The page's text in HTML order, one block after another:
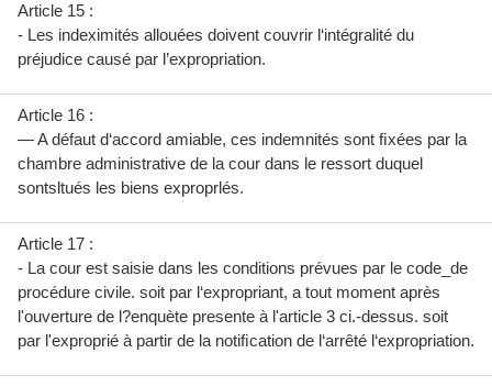
Article 15 :
- Les indeximités allouées doivent couvrir l‘intégralité du
préjudice causé par l’expropriation.
Article 16 :
— A défaut d‘accord amiable, ces indemnités sont ﬁxées par la
chambre administrative de la cour dans le ressort duquel
sontsltués les biens exproprlés.
Article 17 :
- La cour est saisie dans les conditions prévues par le code_de
procédure civile. soit par l‘expropriant, a tout moment après
l'ouverture de l?enquète presente à l'article 3 ci.-dessus. soit
par l'exproprié à partir de la notiﬁcation de l‘arrêté l‘expropriation.